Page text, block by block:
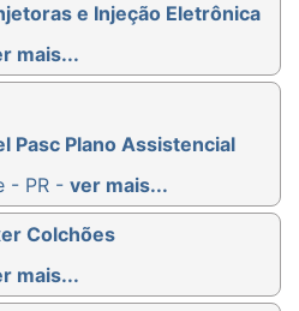
e Injeção Eletrônica
mais...
Pasc Plano Assistencial
- PR - ver mais...
Colchões
mais...